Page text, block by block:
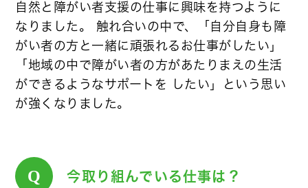
自然と障がい者支援の仕事に興味を持つように
なりました。 触れ合いの中で、「自分自身も障
がい者の方と一緒に頑張れるお仕事がしたい」
「地域の中で障がい者の方があたりまえの生活
ができるようなサポートを したい」という思い
が強くなりました。
Q 今取り組んでいる仕事は？